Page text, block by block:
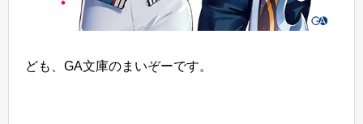
ども、GA文庫のまいぞーです。